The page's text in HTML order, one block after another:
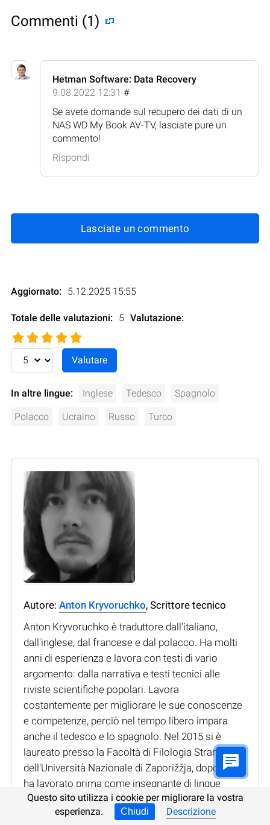
Commenti (1)
Hetman Software: Data Recovery
9.08.2022 12:31 #
Se avete domande sul recupero dei dati di un
NAS WD My Book AV-TV, lasciate pure un
commento!
Rispondi
Lasciate un commento
Aggiornato: 5.12.2025 15:55
Totale delle valutazioni: 5 Valutazione:
In altre lingue: Inglese Tedesco Spagnolo
Polacco Ucraino Russo Turco
Autore: Anton Kryvoruchko, Scrittore tecnico
Anton Kryvoruchko è traduttore dall'italiano,
dall'inglese, dal francese e dal polacco. Ha molti
anni di esperienza e lavora con testi di vario
argomento: dalla narrativa e testi tecnici alle
riviste scientifiche popolari. Lavora
costantemente per migliorare le sue conoscenze
e competenze, perciò nel tempo libero impara
anche il tedesco e lo spagnolo. Nel 2015 si è
laureato presso la Facoltà di Filologia Straniera
dell'Università Nazionale di Zaporižžja, dopodiché
ha lavorato prima come insegnante di lingue
straniere e poi come traduttore presso una filiale
della casa editrice italiana «Centauria». Dopo aver
Questo sito utilizza i cookie per migliorare la vostra
esperienza.
Chiudi Descrizione